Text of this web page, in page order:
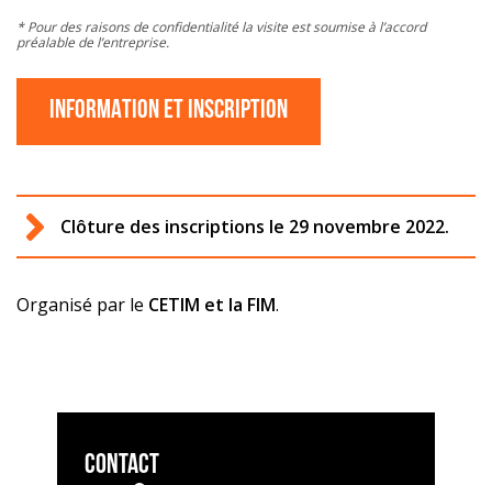
* Pour des raisons de confidentialité la visite est soumise à l’accord
préalable de l’entreprise.
InFORMATION ET INscription
Clôture des inscriptions le 29 novembre 2022.
Organisé par le CETIM et la FIM.
Contact